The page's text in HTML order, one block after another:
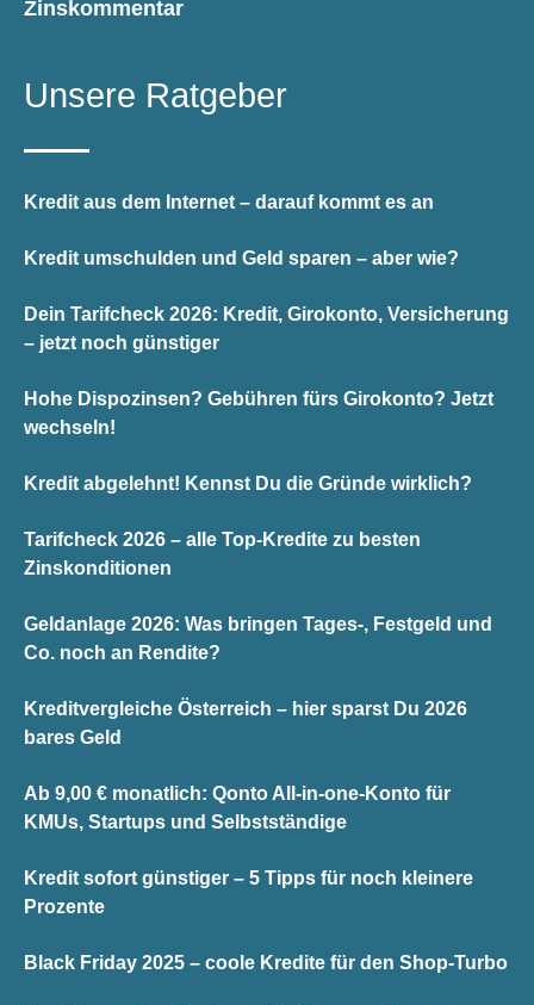
Zinskommentar
Unsere Ratgeber
Kredit aus dem Internet – darauf kommt es an
Kredit umschulden und Geld sparen – aber wie?
Dein Tarifcheck 2026: Kredit, Girokonto, Versicherung
– jetzt noch günstiger
Hohe Dispozinsen? Gebühren fürs Girokonto? Jetzt
wechseln!
Kredit abgelehnt! Kennst Du die Gründe wirklich?
Tarifcheck 2026 – alle Top-Kredite zu besten
Zinskonditionen
Geldanlage 2026: Was bringen Tages-, Festgeld und
Co. noch an Rendite?
Kreditvergleiche Österreich – hier sparst Du 2026
bares Geld
Ab 9,00 € monatlich: Qonto All-in-one-Konto für
KMUs, Startups und Selbstständige
Kredit sofort günstiger – 5 Tipps für noch kleinere
Prozente
Black Friday 2025 – coole Kredite für den Shop-Turbo